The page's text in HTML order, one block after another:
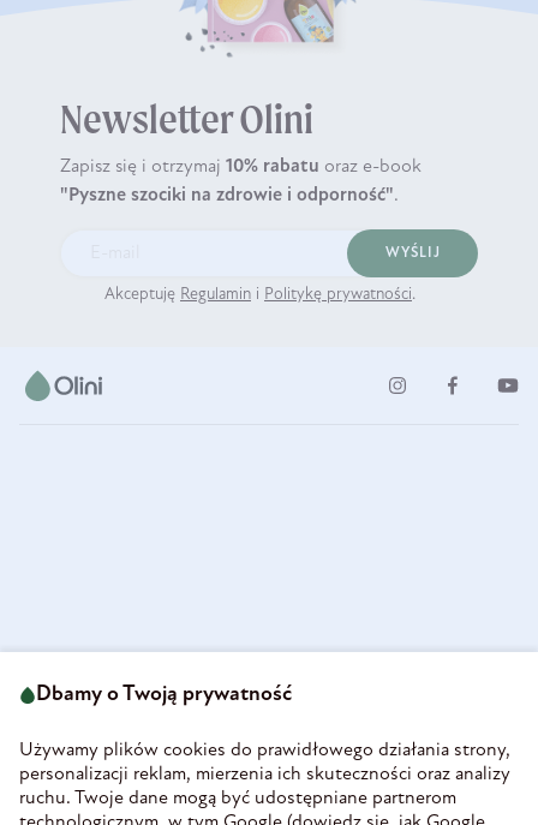
Newsletter Olini
Zapisz się i otrzymaj 10% rabatu oraz e-book
"Pyszne szociki na zdrowie i odporność".
WYŚLIJ
Akceptuję Regulamin i Politykę prywatności.
58-160 Świebodzice
REGON 890213034
INFORMACJE
Dbamy o Twoją prywatność
Używamy plików cookies do prawidłowego działania strony,
personalizacji reklam, mierzenia ich skuteczności oraz analizy
ruchu. Twoje dane mogą być udostępniane partnerom